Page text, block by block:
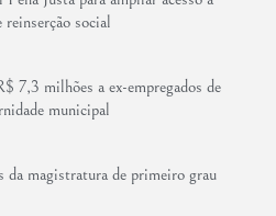
reinserção social
7,3 milhões a ex-empregados de
municipal
da magistratura de primeiro grau